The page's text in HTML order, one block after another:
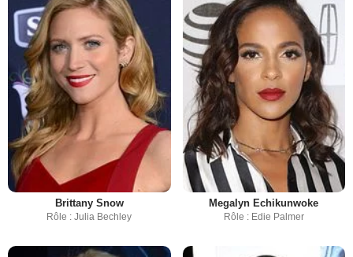
Brittany Snow
Rôle : Julia Bechley
Megalyn Echikunwoke
Rôle : Edie Palmer